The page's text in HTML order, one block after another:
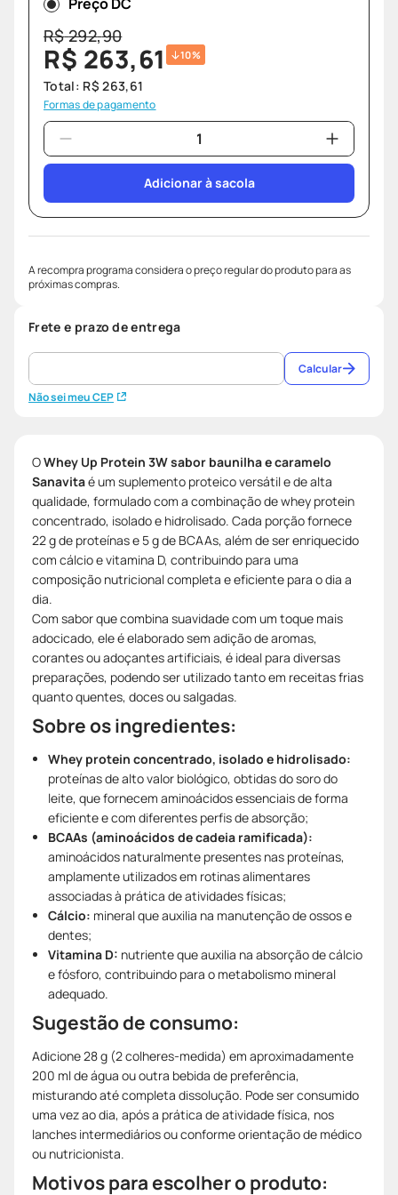
R$292,90
R$ 263,61 10%
Total: R$ 263,61
Formas de pagamento
Adicionar à sacola
A recompra programa considera o preço regular do produto para as
próximas compras.
Frete e prazo de entrega
Não sei meu CEP
Calcular
OWhey Up Protein 3W sabor baunilha e caramelo
Sanavitaé um suplemento proteico versátil e de alta
qualidade, formulado com a combinação de whey protein
concentrado, isolado e hidrolisado. Cada porção fornece
22 g de proteínas e 5 g de BCAAs, além de ser enriquecido
com cálcio e vitamina D, contribuindo para uma
composição nutricional completa e eficiente para o dia a
dia.
Com sabor que combina suavidade com um toque mais
adocicado, ele é elaborado sem adição de aromas,
corantes ou adoçantes artificiais, é ideal para diversas
preparações, podendo ser utilizado tanto em receitas frias
quanto quentes, doces ou salgadas.
Sobre os ingredientes:
Whey protein concentrado, isolado e hidrolisado:
proteínas de alto valor biológico, obtidas do soro do
leite, que fornecem aminoácidos essenciais de forma
eficiente e com diferentes perfis de absorção;
BCAAs (aminoácidos de cadeia ramificada):
aminoácidos naturalmente presentes nas proteínas,
amplamente utilizados em rotinas alimentares
associadas à prática de atividades físicas;
Cálcio: mineral que auxilia na manutenção de ossos e
dentes;
Vitamina D: nutriente que auxilia na absorção de cálcio
e fósforo, contribuindo para o metabolismo mineral
adequado.
Sugestão de consumo:
Adicione 28 g (2 colheres-medida) em aproximadamente
200 ml de água ou outra bebida de preferência,
misturando até completa dissolução. Pode ser consumido
uma vez ao dia, após a prática de atividade física, nos
lanches intermediários ou conforme orientação de médico
ou nutricionista.
Motivos para escolher o produto: